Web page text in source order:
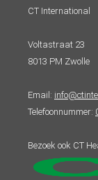
CT International
Voltastraat 23
8013 PM Zwolle
Email:
Telefoonnummer:
Bezoek ook CT